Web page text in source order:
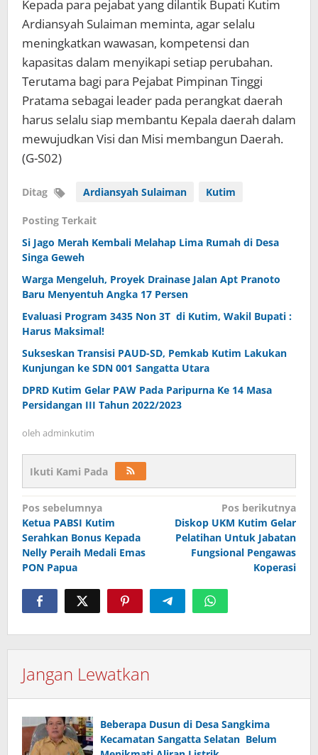
Kepada para pejabat yang dilantik Bupati Kutim
Ardiansyah Sulaiman meminta, agar selalu
meningkatkan wawasan, kompetensi dan
kapasitas dalam menyikapi setiap perubahan.
Terutama bagi para Pejabat Pimpinan Tinggi
Pratama sebagai leader pada perangkat daerah
harus selalu siap membantu Kepala daerah dalam
mewujudkan Visi dan Misi membangun Daerah.
(G-S02)
Ditag Ardiansyah Sulaiman Kutim
Posting Terkait
Si Jago Merah Kembali Melahap Lima Rumah di Desa
Singa Geweh
Warga Mengeluh, Proyek Drainase Jalan Apt Pranoto
Baru Menyentuh Angka 17 Persen
Evaluasi Program 3435 Non 3T di Kutim, Wakil Bupati :
Harus Maksimal!
Sukseskan Transisi PAUD-SD, Pemkab Kutim Lakukan
Kunjungan ke SDN 001 Sangatta Utara
DPRD Kutim Gelar PAW Pada Paripurna Ke 14 Masa
Persidangan III Tahun 2022/2023
oleh adminkutim
Ikuti Kami Pada
Navigasi
pos
Pos sebelumnya
Ketua PABSI Kutim
Serahkan Bonus Kepada
Nelly Peraih Medali Emas
PON Papua
Pos berikutnya
Diskop UKM Kutim Gelar
Pelatihan Untuk Jabatan
Fungsional Pengawas
Koperasi
Jangan Lewatkan
Beberapa Dusun di Desa Sangkima
Kecamatan Sangatta Selatan Belum